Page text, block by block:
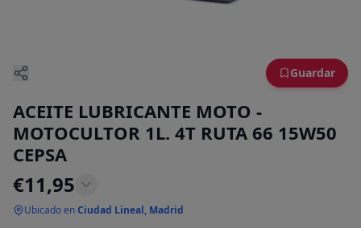
Guardar
ACEITE LUBRICANTE MOTO -
MOTOCULTOR 1L. 4T RUTA 66 15W50
CEPSA
€11,95
Ubicado enCiudad Lineal, Madrid